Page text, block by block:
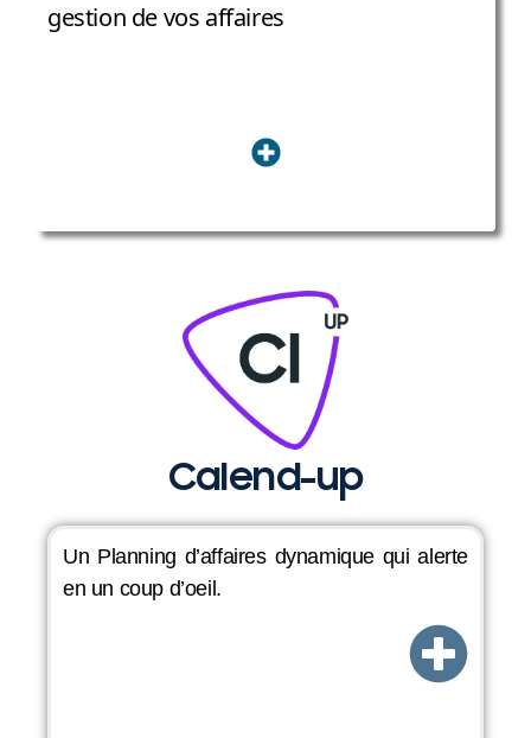
gestion de vos affaires
Calend-up
Un Planning d’affaires dynamique qui alerte
en un coup d’oeil.